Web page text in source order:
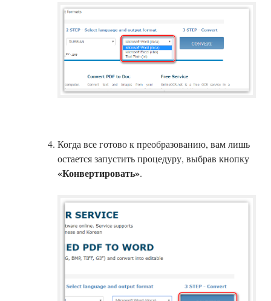
Когда все готово к преобразованию, вам лишь
остается запустить процедуру, выбрав кнопку
«Конвертировать».